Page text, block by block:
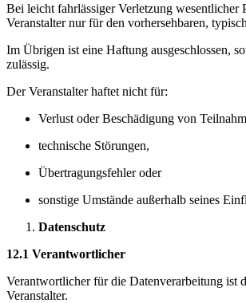
Bei leicht fahrlässiger Verletzung wesentlicher
Veranstalter nur für den vorhersehbaren,
Im Übrigen ist eine Haftung ausgeschlossen,
zulässig.
Der Veranstalter haftet nicht für:
Verlust oder Beschädigung von
technische Störungen,
Übertragungsfehler oder
sonstige Umstände außerhalb seines
Datenschutz
12.1 Verantwortlicher
Verantwortlicher für die Datenverarbeitung ist
Veranstalter.